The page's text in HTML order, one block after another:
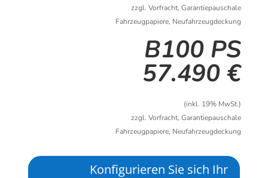
zzgl. Vorfracht, Garantiepauschale
Fahrzeugpapiere, Neufahrzeugdeckung
B100 PS
57.490 €
(inkl. 19% MwSt.)
zzgl. Vorfracht, Garantiepauschale
Fahrzeugpapiere, Neufahrzeugdeckung
Konfigurieren Sie sich Ihr